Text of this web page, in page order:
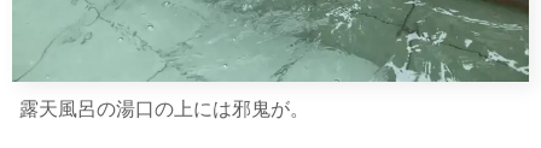
露天風呂の湯口の上には邪鬼が。